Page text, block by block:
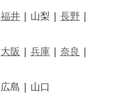
福井 | 山梨 | 長野 |
大阪 | 兵庫 | 奈良 |
広島 | 山口